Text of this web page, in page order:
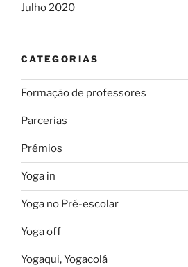
Julho 2020
CATEGORIAS
Formação de professores
Parcerias
Prémios
Yoga in
Yoga no Pré-escolar
Yoga off
Yogaqui, Yogacolá